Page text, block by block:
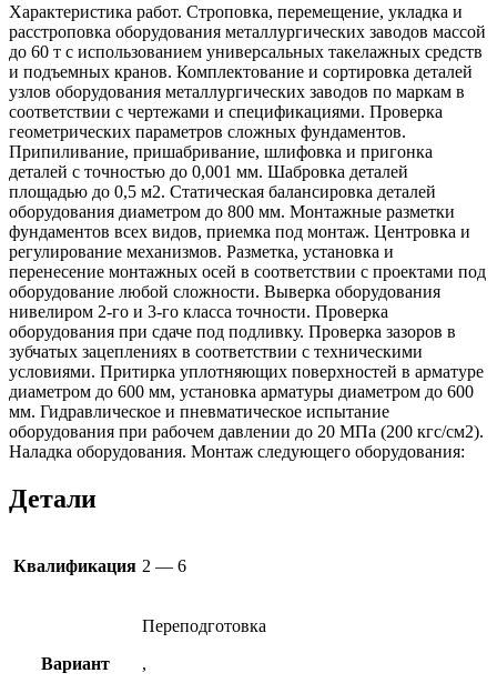
Характеристика работ. Строповка, перемещение, укладка и
расстроповка оборудования металлургических заводов массой
до 60 т с использованием универсальных такелажных средств
и подъемных кранов. Комплектование и сортировка деталей
узлов оборудования металлургических заводов по маркам в
соответствии с чертежами и спецификациями. Проверка
геометрических параметров сложных фундаментов.
Припиливание, пришабривание, шлифовка и пригонка
деталей с точностью до 0,001 мм. Шабровка деталей
площадью до 0,5 м2. Статическая балансировка деталей
оборудования диаметром до 800 мм. Монтажные разметки
фундаментов всех видов, приемка под монтаж. Центровка и
регулирование механизмов. Разметка, установка и
перенесение монтажных осей в соответствии с проектами под
оборудование любой сложности. Выверка оборудования
нивелиром 2-го и 3-го класса точности. Проверка
оборудования при сдаче под подливку. Проверка зазоров в
зубчатых зацеплениях в соответствии с техническими
условиями. Притирка уплотняющих поверхностей в арматуре
диаметром до 600 мм, установка арматуры диаметром до 600
мм. Гидравлическое и пневматическое испытание
оборудования при рабочем давлении до 20 МПа (200 кгс/см2).
Наладка оборудования. Монтаж следующего оборудования:
Детали
Квалификация 2 — 6
Вариант
Переподготовка
,